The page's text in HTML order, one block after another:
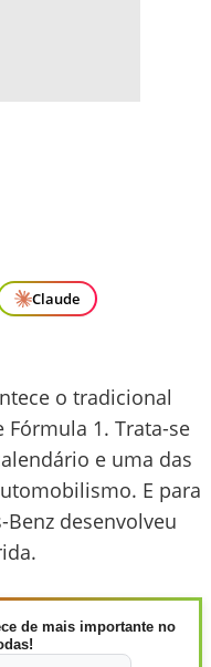
Claude
o tradicional
1. Trata-se
e uma das
E para
desenvolveu
de mais importante no